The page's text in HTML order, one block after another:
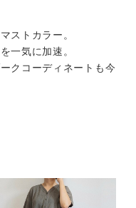
ストカラー。
一気に加速。
クコーディネートも今